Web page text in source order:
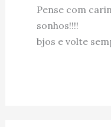
Pense com
sonhos!!!!
bjos e volte